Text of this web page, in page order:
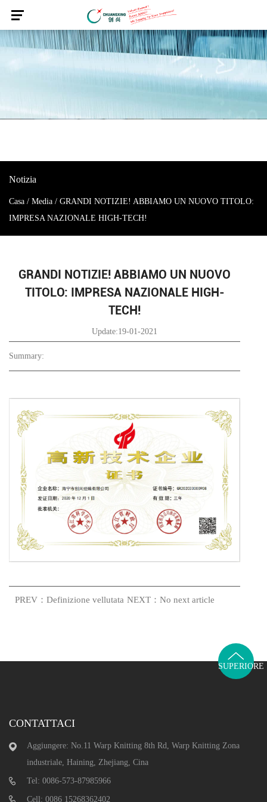
Notizia
Casa / Media / GRANDI NOTIZIE! ABBIAMO UN NUOVO TITOLO:
IMPRESA NAZIONALE HIGH-TECH!
GRANDI NOTIZIE! ABBIAMO UN NUOVO
TITOLO: IMPRESA NAZIONALE HIGH-
TECH!
Update:19-01-2021
Summary:
PREV：Definizione vellutata NEXT：No next article
CONTATTACI
Aggiungere: No.11 Warp Knitting 8th Rd, Warp Knitting Zona
industriale, Haining, Zhejiang, Cina
Tel: 0086-573-87985966
Cell: 0086 15268362402
SUPERIORE